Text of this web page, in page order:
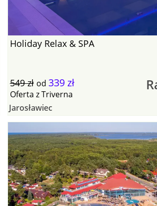
Holiday Relax & SPA
549 zł od 339 zł
Oferta zTriverna
Jarosławiec